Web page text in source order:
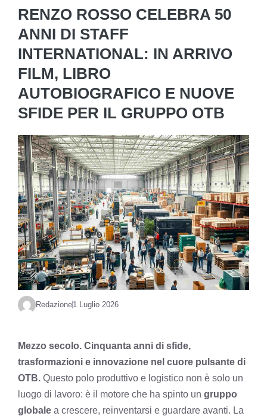
RENZO ROSSO CELEBRA 50
ANNI DI STAFF
INTERNATIONAL: IN ARRIVO
FILM, LIBRO
AUTOBIOGRAFICO E NUOVE
SFIDE PER IL GRUPPO OTB
Redazione1 Luglio 2026
Mezzo secolo. Cinquanta anni di sfide,
trasformazioni e innovazione nel cuore pulsante di
OTB. Questo polo produttivo e logistico non è solo un
luogo di lavoro: è il motore che ha spinto un gruppo
globale a crescere, reinventarsi e guardare avanti. La